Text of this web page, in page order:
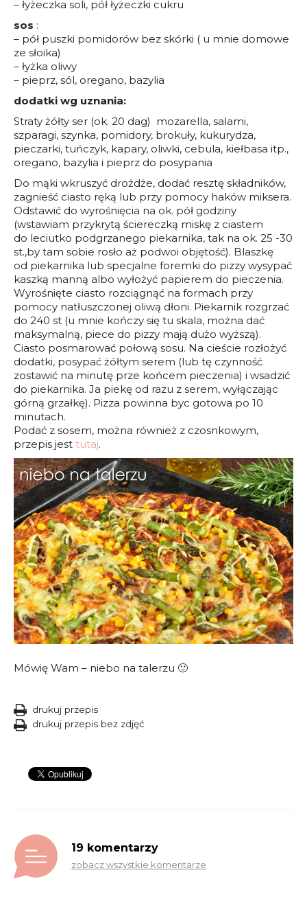
– łyżeczka soli, pół łyżeczki cukru
sos :
– pół puszki pomidorów bez skórki ( u mnie domowe
ze słoika)
– łyżka oliwy
– pieprz, sól, oregano, bazylia
dodatki wg uznania:
Straty żółty ser (ok. 20 dag) mozarella, salami,
szparagi, szynka, pomidory, brokuły, kukurydza,
pieczarki, tuńczyk, kapary, oliwki, cebula, kiełbasa itp.,
oregano, bazylia i pieprz do posypania
Do mąki wkruszyć drożdże, dodać resztę składników,
zagnieść ciasto ręką lub przy pomocy haków miksera.
Odstawić do wyrośnięcia na ok. pół godziny
(wstawiam przykrytą ściereczką miskę z ciastem
do leciutko podgrzanego piekarnika, tak na ok. 25 -30
st.,by tam sobie rosło aż podwoi objętość). Blaszkę
od piekarnika lub specjalne foremki do pizzy wysypać
kaszką manną albo wyłożyć papierem do pieczenia.
Wyrośnięte ciasto rozciągnąć na formach przy
pomocy natłuszczonej oliwą dłoni. Piekarnik rozgrzać
do 240 st (u mnie kończy się tu skala, można dać
maksymalną, piece do pizzy mają dużo wyższą).
Ciasto posmarować połową sosu. Na cieście rozłożyć
dodatki, posypać żółtym serem (lub tę czynność
zostawić na minutę prze końcem pieczenia) i wsadzić
do piekarnika. Ja piekę od razu z serem, wyłączając
górną grzałkę). Pizza powinna byc gotowa po 10
minutach.
Podać z sosem, można również z czosnkowym,
przepis jest tutaj.
Mówię Wam – niebo na talerzu 🙂
drukuj przepis
drukuj przepis bez zdjęć
19 komentarzy
zobacz wszystkie komentarze